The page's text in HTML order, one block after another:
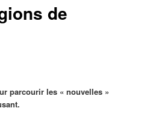
de
parcourir les « nouvelles »